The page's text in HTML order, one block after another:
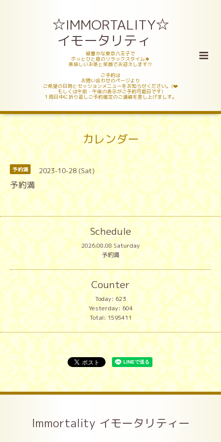
☆IMMORTALITY☆
イモータリティ
緑豊かな東京八王子で
ホッとひと息のリラックスタイム🍀
美味しいお茶と笑顔でお迎えします♡
ご予約は
お問い合わせのページより
ご希望の日時とセッションメニューをお知らせください。(❤️
もしくは午前・午後の表示がご予約可能日です)
１両日中に折り返しご予約確定のご連絡を差し上げましす。
カレンダー
予約満 2023-10-28 (Sat)
予約満
Schedule
2026.08.08 Saturday
予約満
Counter
Today:623
Yesterday:604
Total:1595411
Immortality イモータリティー